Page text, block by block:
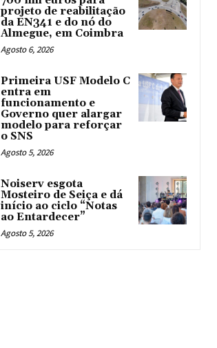
projeto de reabilitação
da EN341 e do nó do
Almegue, em Coimbra
Agosto 6, 2026
Primeira USF Modelo C
entra em
funcionamento e
Governo quer alargar
modelo para reforçar
o SNS
Agosto 5, 2026
Noiserv esgota
Mosteiro de Seiça e dá
início ao ciclo “Notas
ao Entardecer”
Agosto 5, 2026